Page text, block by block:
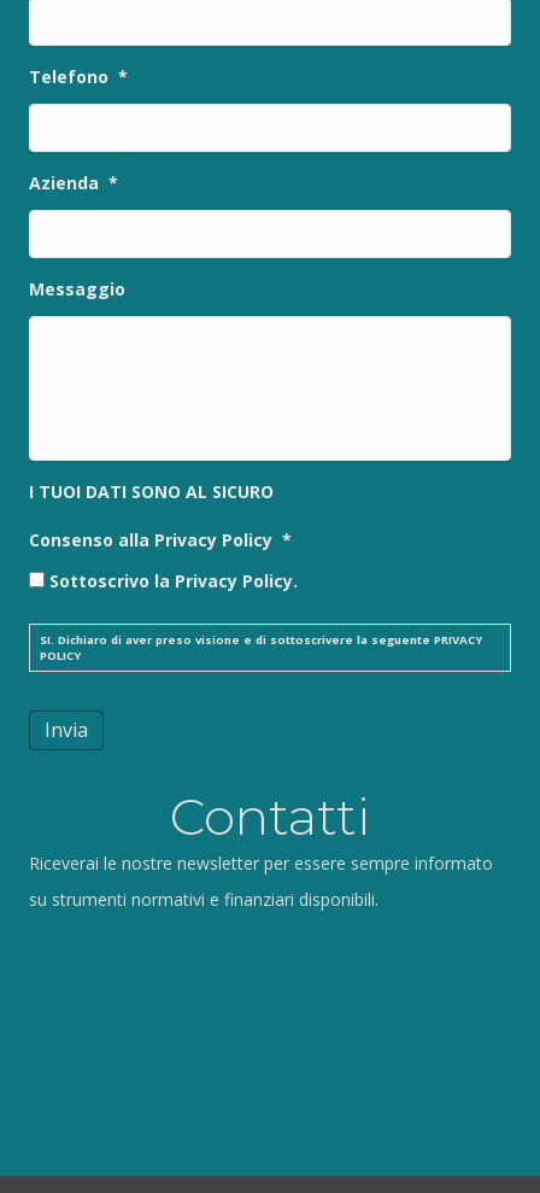
Contatti
Riceverai le nostre newsletter per essere sempre informato
su strumenti normativi e finanziari disponibili.
Telefono *
Azienda *
Messaggio
I TUOI DATI SONO AL SICURO
Consenso alla Privacy Policy *
Sottoscrivo la Privacy Policy.
SI. Dichiaro di aver preso visione e di sottoscrivere la seguente PRIVACY
POLICY
Invia